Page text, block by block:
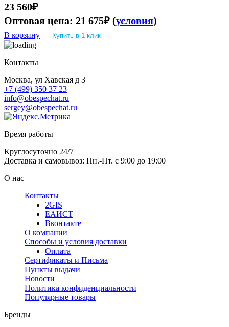
23 560₽
Оптовая цена: 21 675₽ (условия)
В корзину Купить в 1 клик
Контакты
Москва, ул Хавская д 3
+7 (499) 350 37 23
info@obespechat.ru
sergey@obespechat.ru
Время работы
Круглосуточно 24/7
Доставка и самовывоз: Пн.-Пт. с 9:00 до 19:00
О нас
Контакты
2GIS
ЕАИСТ
Вконтакте
О компании
Способы и условия доставки
Оплата
Сертификаты и Письма
Пункты выдачи
Новости
Политика конфиденциальности
Популярные товары
Бренды